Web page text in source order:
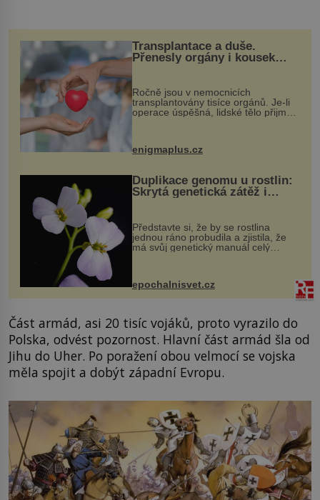
Transplantace a duše.
Přenesly orgány i kousek
Ročně jsou v nemocnicích
transplantovány tisíce orgánů. Je-li
operace úspěšná, lidské tělo přijme
enigmaplus.cz
Duplikace genomu u rostlin:
Skrytá genetická zátěž i
Představte si, že by se rostlina
jednou ráno probudila a zjistila, že
má svůj genetický manuál celý
vstupenka...
epochalnisvet.cz
Část armád, asi 20 tisíc vojáků, proto vyrazilo do
Polska, odvést pozornost. Hlavní část armád šla od
Jihu do Uher. Po poražení obou velmocí se vojska
měla spojit a dobýt západní Evropu.